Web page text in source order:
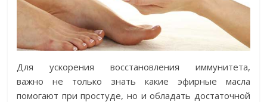
Для ускорения восстановления иммунитета,
важно не только знать какие эфирные масла
помогают при простуде, но и обладать достаточной